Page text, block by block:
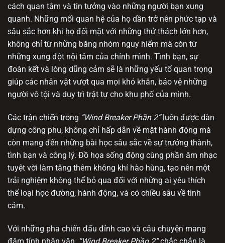
cách quan tâm và tin tưởng vào những người bạn xung
quanh. Những mối quan hệ của họ dần trở nên phức tạp và
sâu sắc hơn khi họ đối mặt với những thử thách lớn hơn,
không chỉ từ những băng nhóm nguy hiểm mà còn từ
những xung đột nội tâm của chính mình. Tình bạn, sự
đoàn kết và lòng dũng cảm sẽ là những yếu tố quan trọng
giúp các nhân vật vượt qua mọi khó khăn, bảo vệ những
người vô tội và duy trì trật tự cho khu phố của mình.
Các trận chiến trong “Wind Breaker Phần 2”luôn được dàn
dựng công phu, không chỉ hấp dẫn về mặt hành động mà
còn mang đến những bài học sâu sắc về sự trưởng thành,
tình bạn và công lý. Đồ họa sống động cùng phần âm nhạc
tuyệt vời làm tăng thêm không khí hào hùng, tạo nên một
trải nghiệm không thể bỏ qua đối với những ai yêu thích
thể loại học đường, hành động, và có chiều sâu về tình
cảm.
Với những pha chiến đấu đỉnh cao và câu chuyện mang
đậm tính nhân văn, “Wind Breaker Phần 2”chắc chắn là